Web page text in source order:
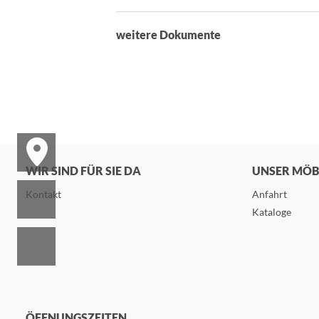
weitere Dokumente
WIR SIND FÜR SIE DA
Kontakt
UNSER
Anfahrt
Kataloge